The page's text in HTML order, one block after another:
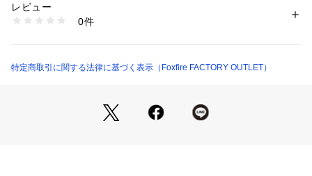
7912548 （ショップ）
レビュー
0件
特定商取引に関する法律に基づく表示（Foxfire FACTORY OUTLET）